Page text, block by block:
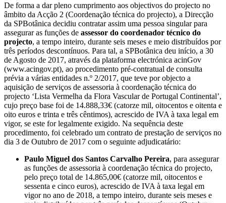
De forma a dar pleno cumprimento aos objectivos do projecto no
âmbito da Acção 2 (Coordenação técnica do projecto), a Direcção
da SPBotânica decidiu contratar assim uma pessoa singular para
assegurar as funções de assessor do coordenador técnico do
projecto, a tempo inteiro, durante seis meses e meio distribuídos por
três períodos descontínuos. Para tal, a SPBotânica deu início, a 30
de Agosto de 2017, através da plataforma electrónica acinGov
(www.acingov.pt), ao procedimento pré-contratual de consulta
prévia a várias entidades n.º 2/2017, que teve por objecto a
aquisição de serviços de assessoria à coordenação técnica do
projecto ‘Lista Vermelha da Flora Vascular de Portugal Continental’,
cujo preço base foi de 14.888,33€ (catorze mil, oitocentos e oitenta e
oito euros e trinta e três cêntimos), acrescido de IVA à taxa legal em
vigor, se este for legalmente exigido. Na sequência deste
procedimento, foi celebrado um contrato de prestação de serviços no
dia 3 de Outubro de 2017 com o seguinte adjudicatário:
Paulo Miguel dos Santos Carvalho Pereira, para assegurar
as funções de assessoria à coordenação técnica do projecto,
pelo preço total de 14.865,00€ (catorze mil, oitocentos e
sessenta e cinco euros), acrescido de IVA à taxa legal em
vigor no ano de 2018, a tempo inteiro, durante seis meses e